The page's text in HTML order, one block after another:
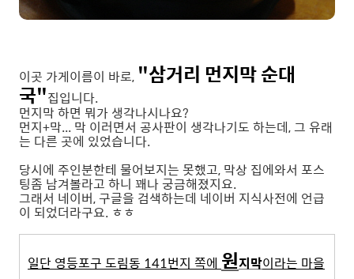
이곳 가게이름이 바로, "삼거리 먼지막 순대
국"집입니다.
먼지막 하면 뭐가 생각나시나요?
먼지+막... 막 이러면서 공사판이 생각나기도 하는데, 그 유래
는 다른 곳에 있었습니다.
당시에 주인분한테 물어보지는 못했고, 막상 집에와서 포스
팅좀 남겨볼라고 하니 꽤나 궁금해졌지요.
그래서 네이버, 구글을 검색하는데 네이버 지식사전에 언급
이 되었더라구요. ㅎㅎ
일단 영등포구 도림동 141번지 쪽에 원지막이라는 마을